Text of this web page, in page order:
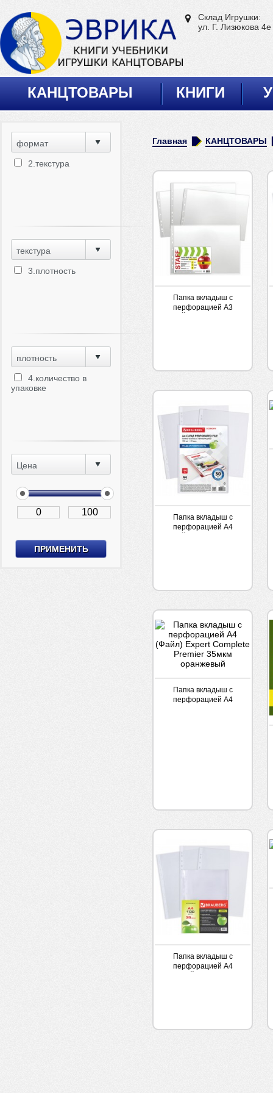
Склад Игрушки:
ул. Г. Лизюкова 4е
КАНЦТОВАРЫ КНИГИ
формат
2.текстура
текстура
3.плотность
плотность
4.количество в
упаковке
Цена
Главная КАНЦТОВАРЫ
Папка вкладыш с
перфорацией А3
Папка вкладыш с
перфорацией А4
Папка вкладыш с
перфорацией А4
Папка вкладыш с
перфорацией А4